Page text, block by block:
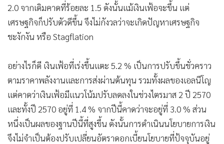
2.0 จากเดิมคาดที่ร้อยละ 1.5 ดังนั้นแม้เงินเฟ้อจะขึ้น แต่
เศรษฐกิจก็ปรับตัวดีขึ้น จึงไม่กังวลว่าจะเกิดปัญหาเศรษฐกิจ
ชะงักงัน หรือ Stagflation
อย่างไรก็ดี เงินเฟ้อที่เร่งขึ้นแตะ 5.2 % เป็นการปรับขึ้นชั่วคราว
ตามราคาพลังงานและการส่งผ่านต้นทุน รวมทั้งผลของเอลนีโญ
แต่คาดว่าเงินเฟ้อมีแนวโน้มปรับลดลงในช่วงไตรมาส 2 ปี 2570
และทั้งปี 2570 อยู่ที่ 1.4 % จากปีนี้คาดว่าจะอยู่ที่ 3.0 % ส่วน
หนึ่งเป็นผลของฐานปีนี้ที่สูงขึ้น ดังนั้นการดำเนินนโยบายการเงิน
จึงไม่จำเป็นต้องปรับเปลี่ยนอัตราดอกเบี้ยนโยบายที่ป้จจุบันอยู่